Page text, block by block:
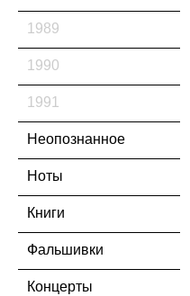
1989
1990
1991
Неопознанное
Ноты
Книги
Фальшивки
Концерты